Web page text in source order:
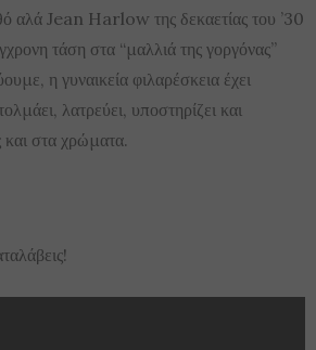
αλά Jean Harlow της δεκαετίας του ’30
τάση στα “μαλλιά της γοργόνας”
η γυναικεία φιλαρέσκεια έχει
λατρεύει, υποστηρίζει και
και στα χρώματα.